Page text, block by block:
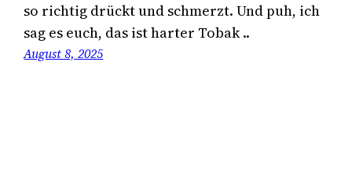
so richtig drückt und schmerzt. Und puh, ich
sag es euch, das ist harter Tobak ..
August 8, 2025